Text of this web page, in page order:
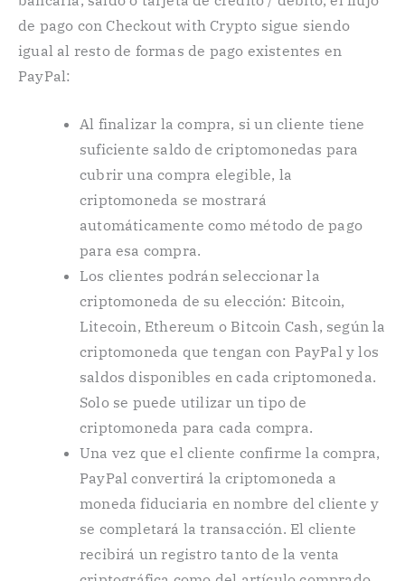
de pago con Checkout with Crypto sigue siendo
igual al resto de formas de pago existentes en
PayPal:
Al finalizar la compra, si un cliente tiene
suficiente saldo de criptomonedas para
cubrir una compra elegible, la
criptomoneda se mostrará
automáticamente como método de pago
para esa compra.
Los clientes podrán seleccionar la
criptomoneda de su elección: Bitcoin,
Litecoin, Ethereum o Bitcoin Cash, según la
criptomoneda que tengan con PayPal y los
saldos disponibles en cada criptomoneda.
Solo se puede utilizar un tipo de
criptomoneda para cada compra.
Una vez que el cliente confirme la compra,
PayPal convertirá la criptomoneda a
moneda fiduciaria en nombre del cliente y
se completará la transacción. El cliente
recibirá un registro tanto de la venta